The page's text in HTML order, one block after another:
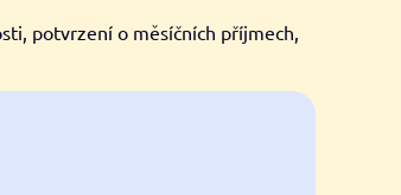
potvrzení o měsíčních příjmech,